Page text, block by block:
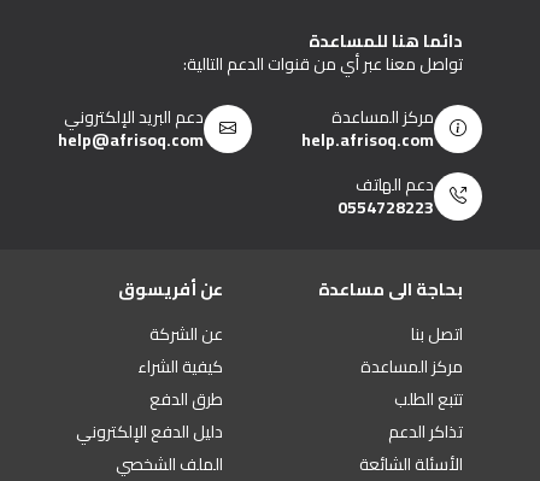
دائما هنا للمساعدة
تواصل معنا عبر أي من قنوات الدعم التالية:
مركز المساعدة
help.afrisoq.com
دعم البريد الإلكتروني
help@afrisoq.com
دعم الهاتف
0554728223
بحاجة الى مساعدة
اتصل بنا
مركز المساعدة
تتبع الطلب
تذاكر الدعم
الأسئلة الشائعة
عن أفريسوق
عن الشركة
كيفية الشراء
طرق الدفع
دليل الدفع الإلكتروني
الملف الشخصي